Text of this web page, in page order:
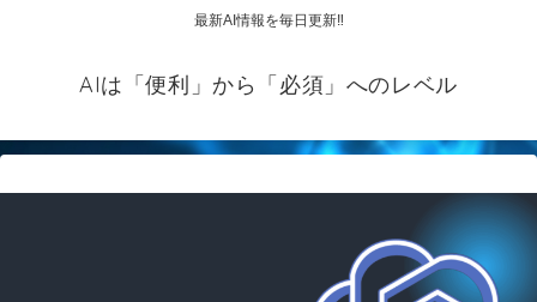
最新AI情報を毎日更新‼
AIは「便利」から「必須」へのレベル